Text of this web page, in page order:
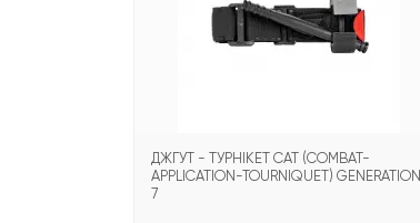
ДЖГУТ - ТУРНІКЕТ CAT (COMBAT-
APPLICATION-TOURNIQUET) GENERATION
7